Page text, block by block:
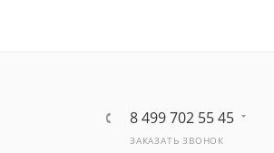
8 499 702 55 45
ЗАКАЗАТЬ ЗВОНОК